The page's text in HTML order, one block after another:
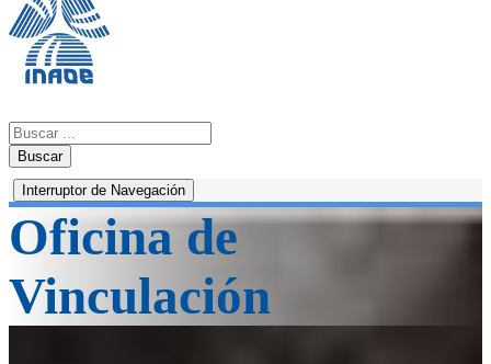
Buscar
Interruptor de Navegación
Oficina de
Vinculación